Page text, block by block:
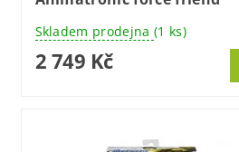
Skladem prodejna (1 ks)
2 749 Kč